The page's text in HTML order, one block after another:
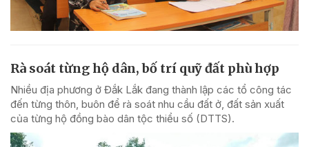
Rà soát từng hộ dân, bố trí quỹ đất phù hợp
Nhiều địa phương ở Đắk Lắk đang thành lập các tổ công tác
đến từng thôn, buôn để rà soát nhu cầu đất ở, đất sản xuất
của từng hộ đồng bào dân tộc thiểu số (DTTS).